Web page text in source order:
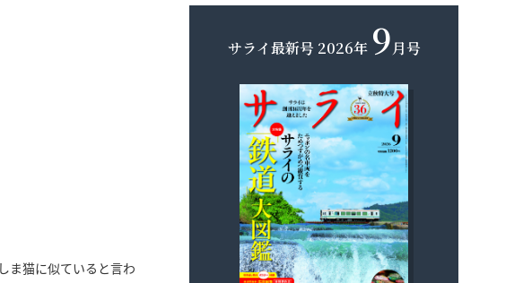
ま猫に似ていると言わ
サライ最新号 2026年 9月号